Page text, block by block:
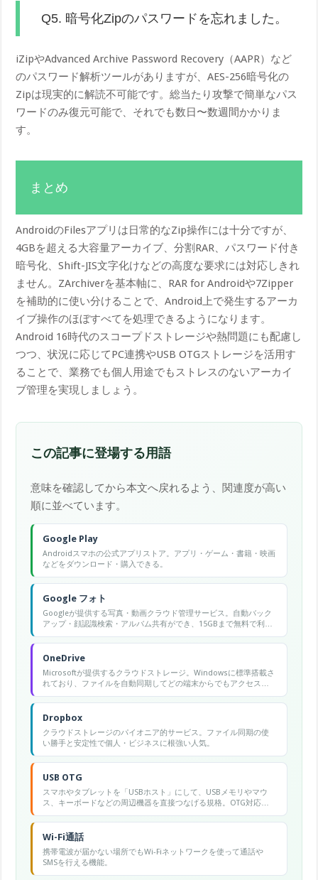
Q5. 暗号化Zipのパスワードを忘れました。
iZipやAdvanced Archive Password Recovery（AAPR）など
のパスワード解析ツールがありますが、AES-256暗号化の
Zipは現実的に解読不可能です。総当たり攻撃で簡単なパス
ワードのみ復元可能で、それでも数日〜数週間かかりま
す。
まとめ
AndroidのFilesアプリは日常的なZip操作には十分ですが、
4GBを超える大容量アーカイブ、分割RAR、パスワード付き
暗号化、Shift-JIS文字化けなどの高度な要求には対応しきれ
ません。ZArchiverを基本軸に、RAR for Androidや7Zipper
を補助的に使い分けることで、Android上で発生するアーカ
イブ操作のほぼすべてを処理できるようになります。
Android 16時代のスコープドストレージや熱問題にも配慮し
つつ、状況に応じてPC連携やUSB OTGストレージを活用す
ることで、業務でも個人用途でもストレスのないアーカイ
ブ管理を実現しましょう。
この記事に登場する用語
意味を確認してから本文へ戻れるよう、関連度が高い
順に並べています。
Google Play
Androidスマホの公式アプリストア。アプリ・ゲーム・書籍・映画
などをダウンロード・購入できる。
Google フォト
Googleが提供する写真・動画クラウド管理サービス。自動バック
アップ・顔認識検索・アルバム共有ができ、15GBまで無料で利用
可能。
OneDrive
Microsoftが提供するクラウドストレージ。Windowsに標準搭載さ
れており、ファイルを自動同期してどの端末からでもアクセスで
きる。
Dropbox
クラウドストレージのパイオニア的サービス。ファイル同期の使
い勝手と安定性で個人・ビジネスに根強い人気。
USB OTG
スマホやタブレットを「USBホスト」にして、USBメモリやマウ
ス、キーボードなどの周辺機器を直接つなげる規格。OTG対応の
ケーブルやアダプタを使う。
Wi-Fi通話
携帯電波が届かない場所でもWi-Fiネットワークを使って通話や
SMSを行える機能。